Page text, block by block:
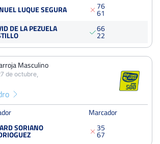
JUEGOS GANADOS
154 77
Masculino
de octubre, 2025
Masculino
de octubre, 2024
LUQUE SEGURA 7
6
6
1
DE LA PEZUELA 6
2
6
2
Masculino
de octubre,
Marcador
SORIANO 3
6
5
7